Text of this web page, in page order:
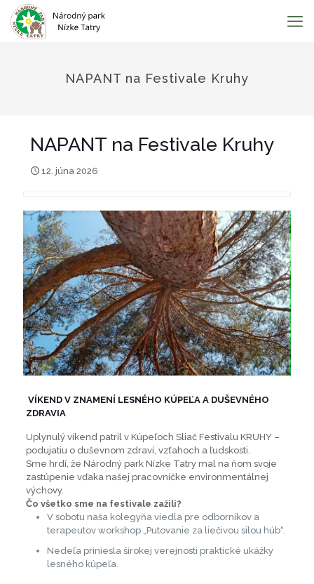
NAPANT na Festivale Kruhy
NAPANT na Festivale Kruhy
12. júna 2026
VÍKEND V ZNAMENÍ LESNÉHO KÚPEĽA A DUŠEVNÉHO
ZDRAVIA
Uplynulý víkend patril v Kúpeľoch Sliač Festivalu KRUHY –
podujatiu o duševnom zdraví, vzťahoch a ľudskosti.
Sme hrdí, že Národný park Nízke Tatry mal na ňom svoje
zastúpenie vďaka našej pracovníčke environmentálnej
výchovy.
Čo všetko sme na festivale zažili?
V sobotu naša kolegyňa viedla pre odborníkov a
terapeutov workshop „Putovanie za liečivou silou húb“.
Nedeľa priniesla širokej verejnosti praktické ukážky
lesného kúpeľa.